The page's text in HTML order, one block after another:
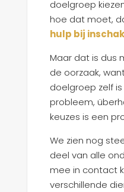
doelgroep
hoe dat moet,
hulp bij
Maar dat is dus
de oorzaak,
doelgroep zelf
probleem,
keuzes is een
We zien nog
deel van alle
mee in contact
verschillende